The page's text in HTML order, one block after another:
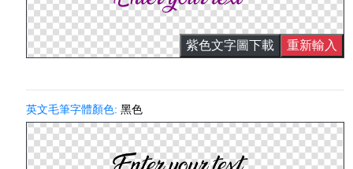
紫色文字圖下載 重新輸入
英文毛筆字體顏色:黑色